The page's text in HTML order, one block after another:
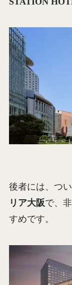
後者には、つ
リア大阪で、
すめです。